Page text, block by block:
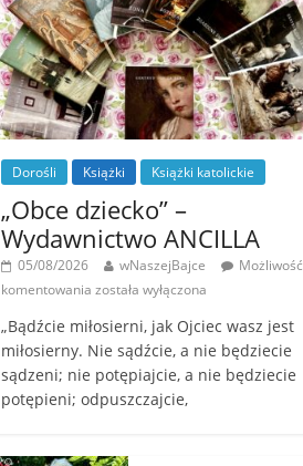
Dorośli Książki Książki katolickie
„Obce dziecko” –
Wydawnictwo ANCILLA
05/08/2026 wNaszejBajce
Możliwość
komentowania została wyłączona
„Bądźcie miłosierni, jak Ojciec wasz jest
miłosierny. Nie sądźcie, a nie będziecie
sądzeni; nie potępiajcie, a nie będziecie
potępieni; odpuszczajcie,